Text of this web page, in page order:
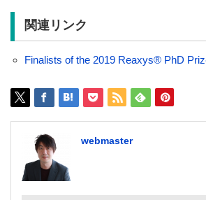
関連リンク
Finalists of the 2019 Reaxys® PhD
webmaster